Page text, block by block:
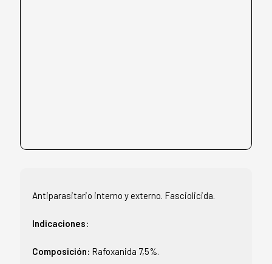
Antiparasitario interno y externo. Fasciolicida.
Indicaciones:
Composición: Rafoxanida 7,5%.